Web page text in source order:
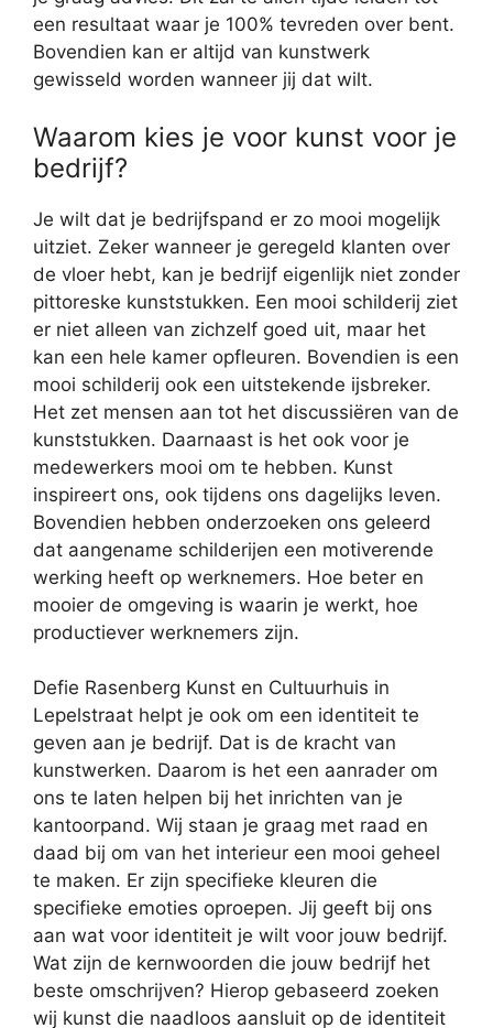
een resultaat waar je 100% tevreden over bent.
Bovendien kan er altijd van kunstwerk
gewisseld worden wanneer jij dat wilt.
Waarom kies je voor kunst voor je
bedrijf?
Je wilt dat je bedrijfspand er zo mooi mogelijk
uitziet. Zeker wanneer je geregeld klanten over
de vloer hebt, kan je bedrijf eigenlijk niet zonder
pittoreske kunststukken. Een mooi schilderij ziet
er niet alleen van zichzelf goed uit, maar het
kan een hele kamer opfleuren. Bovendien is een
mooi schilderij ook een uitstekende ijsbreker.
Het zet mensen aan tot het discussiëren van de
kunststukken. Daarnaast is het ook voor je
medewerkers mooi om te hebben. Kunst
inspireert ons, ook tijdens ons dagelijks leven.
Bovendien hebben onderzoeken ons geleerd
dat aangename schilderijen een motiverende
werking heeft op werknemers. Hoe beter en
mooier de omgeving is waarin je werkt, hoe
productiever werknemers zijn.
Defie Rasenberg Kunst en Cultuurhuis in
Lepelstraat helpt je ook om een identiteit te
geven aan je bedrijf. Dat is de kracht van
kunstwerken. Daarom is het een aanrader om
ons te laten helpen bij het inrichten van je
kantoorpand. Wij staan je graag met raad en
daad bij om van het interieur een mooi geheel
te maken. Er zijn specifieke kleuren die
specifieke emoties oproepen. Jij geeft bij ons
aan wat voor identiteit je wilt voor jouw bedrijf.
Wat zijn de kernwoorden die jouw bedrijf het
beste omschrijven? Hierop gebaseerd zoeken
wij kunst die naadloos aansluit op de identiteit